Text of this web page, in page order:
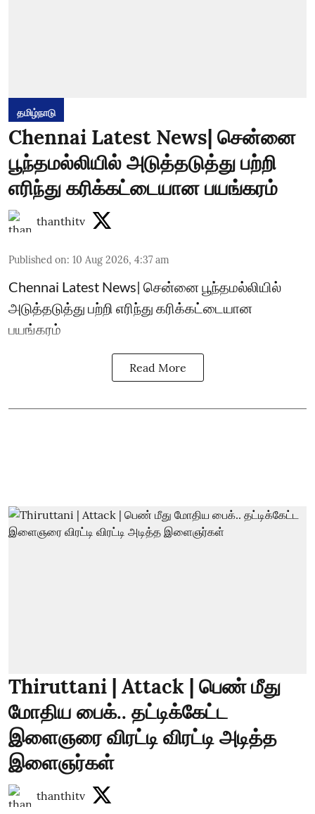
தமிழ்நாடு
Chennai Latest News| சென்னை
பூந்தமல்லியில் அடுத்தடுத்து பற்றி
எரிந்து கரிக்கட்டையான பயங்கரம்
thanthitv
Published on: 10 Aug 2026, 4:37 am
Chennai Latest News| சென்னை பூந்தமல்லியில்
அடுத்தடுத்து பற்றி எரிந்து கரிக்கட்டையான
பயங்கரம்
Read More
Thiruttani | Attack | பெண் மீது
மோதிய பைக்.. தட்டிக்கேட்ட
இளைஞரை விரட்டி விரட்டி அடித்த
இளைஞர்கள்
thanthitv